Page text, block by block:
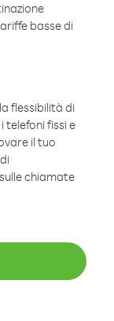
basse di
flessibilità di
telefoni fissi e
il tuo
chiamate